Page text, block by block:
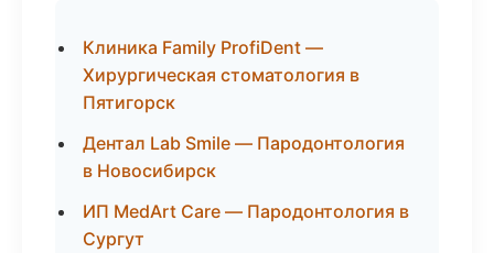
Клиника Family ProfiDent —
Хирургическая стоматология в
Пятигорск
Дентал Lab Smile — Пародонтология
в Новосибирск
ИП MedArt Care — Пародонтология в
Сургут